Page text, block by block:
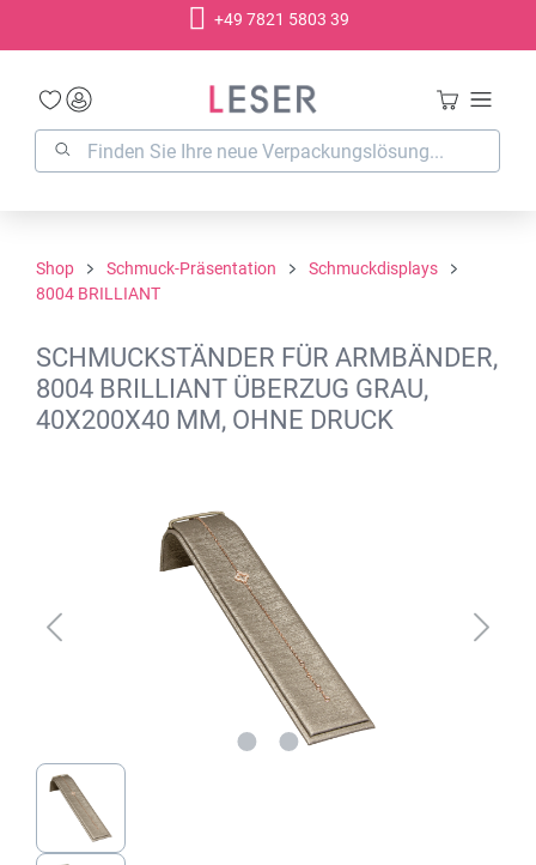
+49 7821 5803 39
Shop Schmuck-Präsentation
Schmuckdisplays
8004 BRILLIANT
SCHMUCKSTÄNDER FÜR ARMBÄNDER,
8004 BRILLIANT ÜBERZUG GRAU,
40X200X40 MM, OHNE DRUCK